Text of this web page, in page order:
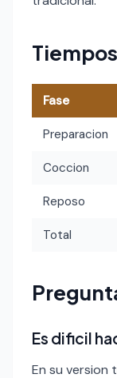
Tiempos
Fase
Preparacion
Coccion
Reposo
Total
Es dificil
En su version